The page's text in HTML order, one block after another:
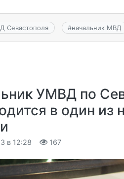
Севастополя #начальник МВД
УМВД по
в один из
в 12:28 167